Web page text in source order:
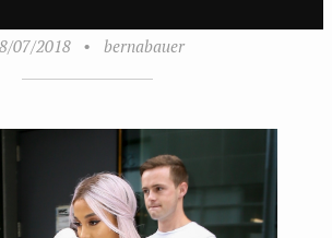
07/2018 • bernabauer